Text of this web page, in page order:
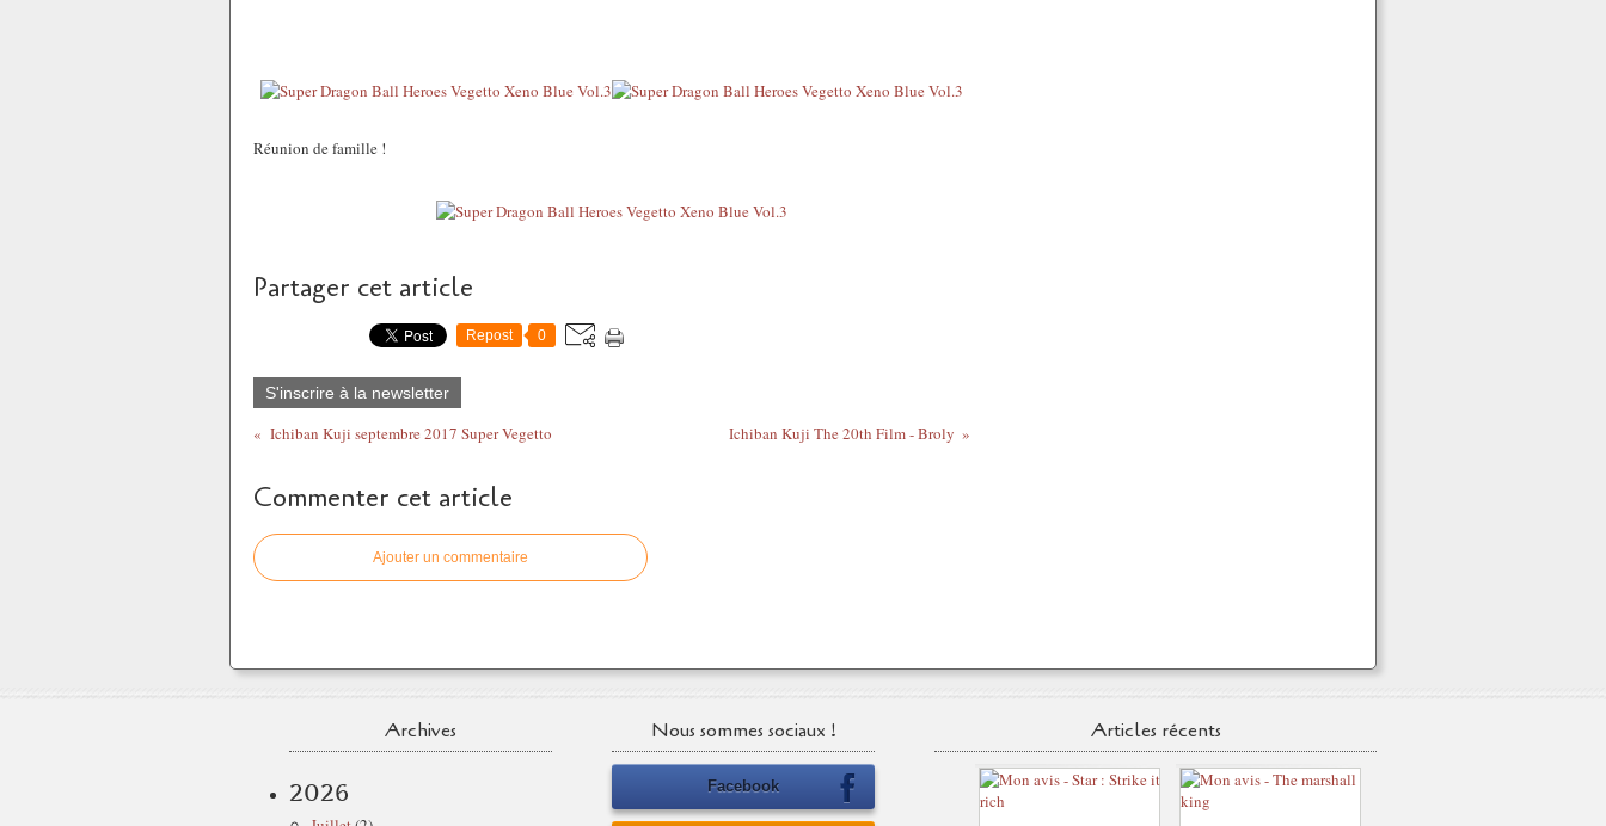
Réunion de famille !
Partager cet article
Repost 0
S'inscrire à la newsletter
Ichiban Kuji septembre 2017 Super Vegetto Ichiban Kuji The 20th Film - Broly
Commenter cet article
Ajouter un commentaire
Archives
2026
Nous sommes sociaux !
Facebook
Articles récents